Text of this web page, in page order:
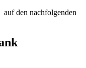
auf den nachfolgenden